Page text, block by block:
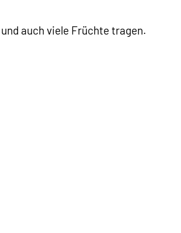
auch viele Früchte tragen.